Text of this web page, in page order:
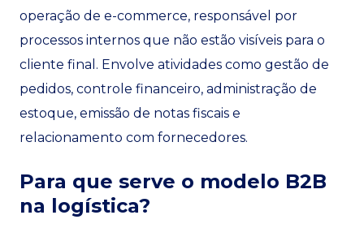
operação de e-commerce, responsável por
processos internos que não estão visíveis para o
cliente final. Envolve atividades como gestão de
pedidos, controle financeiro, administração de
estoque, emissão de notas fiscais e
relacionamento com fornecedores.
Para que serve o modelo B2B
na logística?